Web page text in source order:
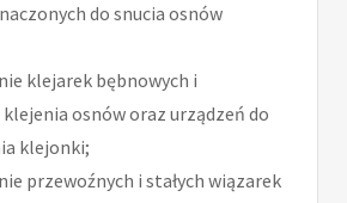
do snucia osnów
klejarek bębnowych i
osnów oraz urządzeń do
klejonki;
przewoźnych i stałych wiązarek